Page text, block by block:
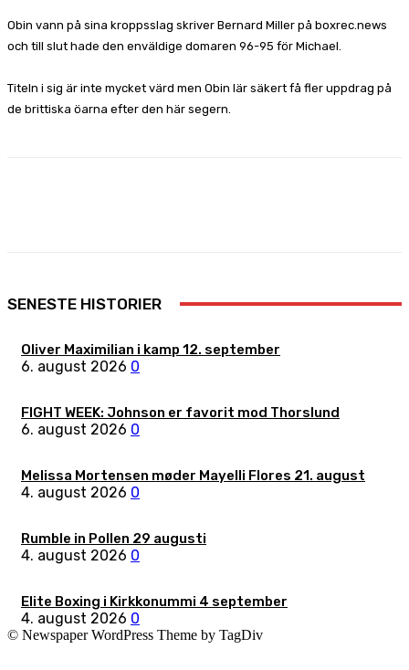
Obin vann på sina kroppsslag skriver Bernard Miller på boxrec.news
och till slut hade den enväldige domaren 96-95 för Michael.
Titeln i sig är inte mycket värd men Obin lär säkert få fler uppdrag på
de brittiska öarna efter den här segern.
SENESTE HISTORIER
Oliver Maximilian i kamp 12. september
6. august 2026 0
FIGHT WEEK: Johnson er favorit mod Thorslund
6. august 2026 0
Melissa Mortensen møder Mayelli Flores 21. august
4. august 2026 0
Rumble in Pollen 29 augusti
4. august 2026 0
Elite Boxing i Kirkkonummi 4 september
4. august 2026 0
© Newspaper WordPress Theme by TagDiv